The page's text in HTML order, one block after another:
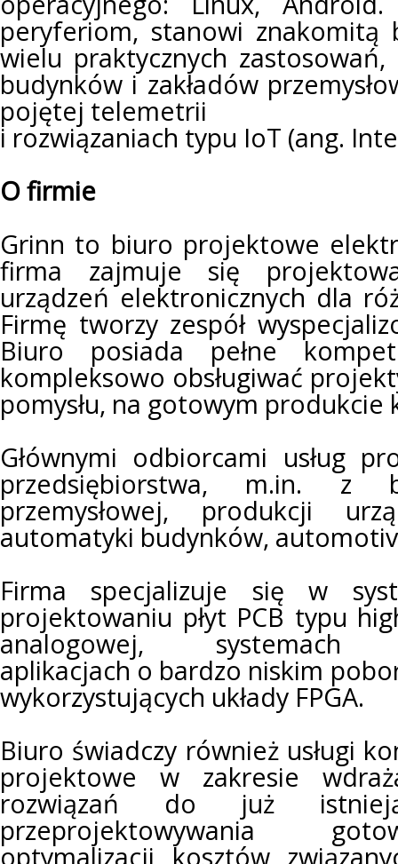
peryferiom, stanowi znakomitą
wielu praktycznych
budynków i zakładów
pojętej telemetrii
i rozwiązaniach typu IoT (ang.
O firmie
Grinn to biuro projektowe
firma zajmuje się
urządzeń elektronicznych dla
Firmę tworzy zespół
Biuro posiada pełne
kompleksowo obsługiwać
pomysłu, na gotowym produkcie
Głównymi odbiorcami usług
przedsiębiorstwa, m.in. z
przemysłowej, produkcji
automatyki budynków,
Firma specjalizuje się w
projektowaniu płyt PCB typu
analogowej, systemach
aplikacjach o bardzo niskim
wykorzystujących układy FPGA.
Biuro świadczy również usługi
projektowe w zakresie
rozwiązań do już
przeprojektowywania
optymalizacji kosztów